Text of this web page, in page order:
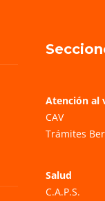
Atención al
CAV
Trámites
Salud
C.A.P.S.